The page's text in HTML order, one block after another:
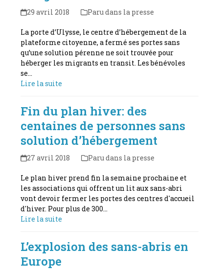
29 avril 2018 Paru dans la presse
La porte d’Ulysse, le centre d’hébergement de la
plateforme citoyenne, a fermé ses portes sans
qu’une solution pérenne ne soit trouvée pour
héberger les migrants en transit. Les bénévoles
se…
Lire la suite
Fin du plan hiver: des
centaines de personnes sans
solution d’hébergement
27 avril 2018 Paru dans la presse
Le plan hiver prend fin la semaine prochaine et
les associations qui offrent un lit aux sans-abri
vont devoir fermer les portes des centres d'accueil
d'hiver. Pour plus de 300…
Lire la suite
L’explosion des sans-abris en
Europe